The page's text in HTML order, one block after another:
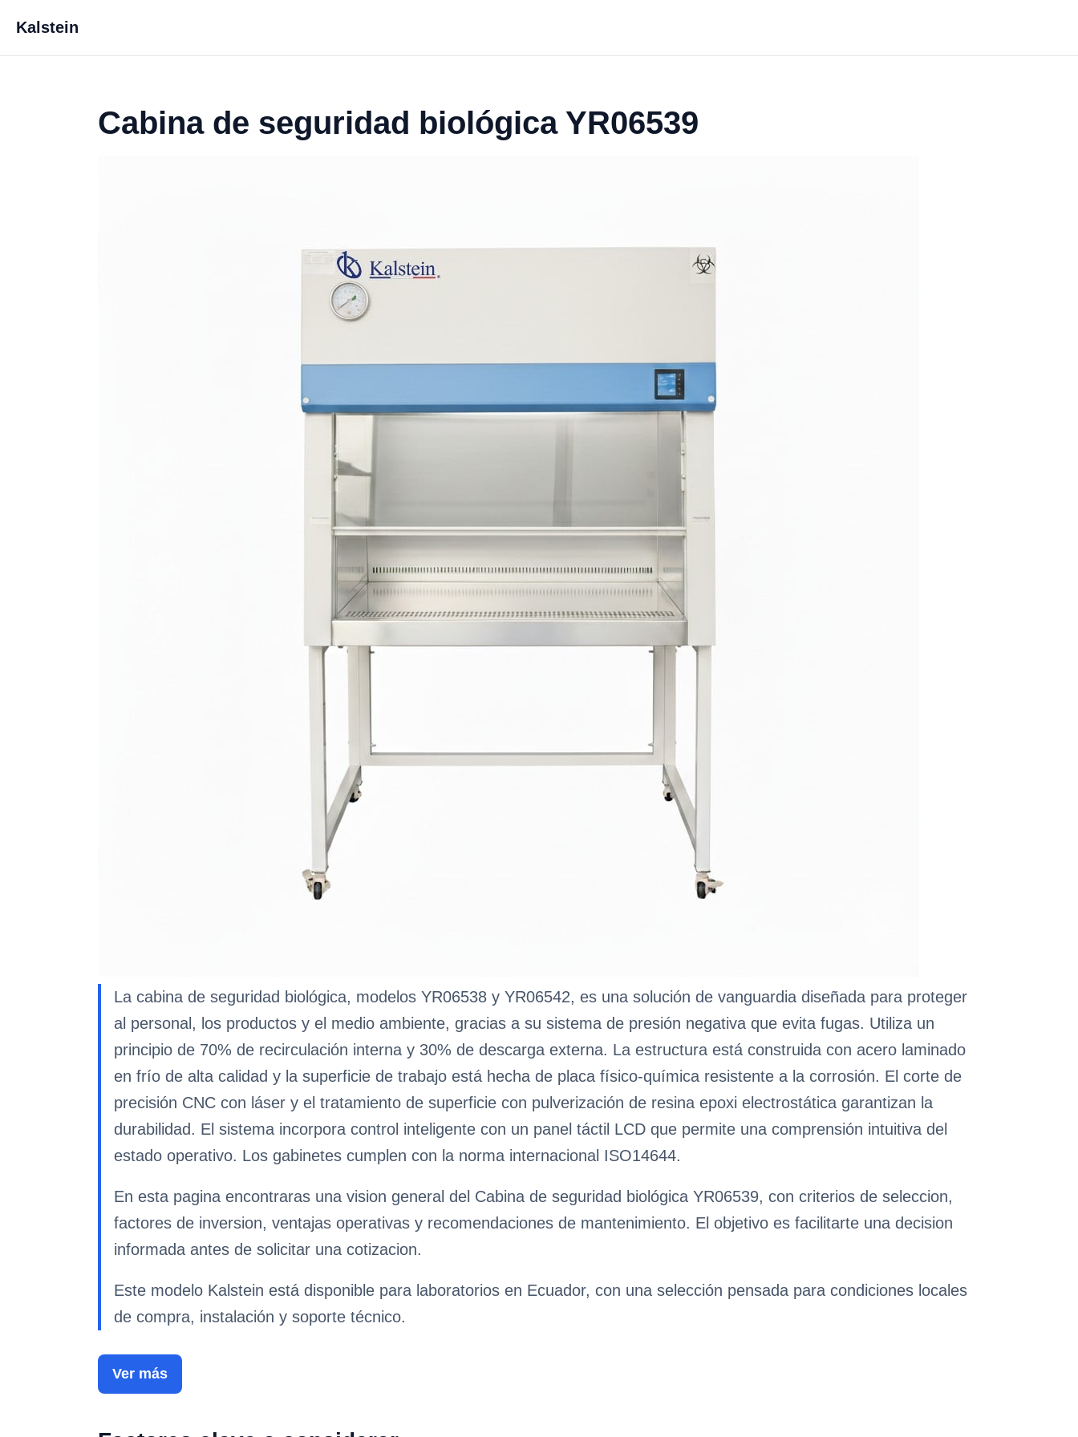
Kalstein
Cabina de seguridad biológica YR06539
La cabina de seguridad biológica, modelos YR06538 y YR06542, es una solución de vanguardia diseñada para proteger
al personal, los productos y el medio ambiente, gracias a su sistema de presión negativa que evita fugas. Utiliza un
principio de 70% de recirculación interna y 30% de descarga externa. La estructura está construida con acero laminado
en frío de alta calidad y la superficie de trabajo está hecha de placa físico-química resistente a la corrosión. El corte de
precisión CNC con láser y el tratamiento de superficie con pulverización de resina epoxi electrostática garantizan la
durabilidad. El sistema incorpora control inteligente con un panel táctil LCD que permite una comprensión intuitiva del
estado operativo. Los gabinetes cumplen con la norma internacional ISO14644.
En esta pagina encontraras una vision general del Cabina de seguridad biológica YR06539, con criterios de seleccion,
factores de inversion, ventajas operativas y recomendaciones de mantenimiento. El objetivo es facilitarte una decision
informada antes de solicitar una cotizacion.
Este modelo Kalstein está disponible para laboratorios en Ecuador, con una selección pensada para condiciones locales
de compra, instalación y soporte técnico.
Ver más